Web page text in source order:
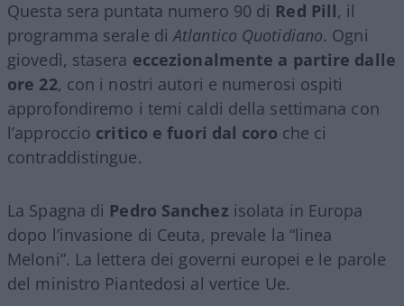
Questa sera puntata numero 90 di Red Pill, il
programma serale diAtlantico Quotidiano. Ogni
giovedì, stasera eccezionalmente a partire dalle
ore 22, con i nostri autori e numerosi ospiti
approfondiremo i temi caldi della settimana con
l’approccio critico e fuori dal coro che ci
contraddistingue.
La Spagna di Pedro Sanchez isolata in Europa
dopo l’invasione di Ceuta, prevale la “linea
Meloni”. La lettera dei governi europei e le parole
del ministro Piantedosi al vertice Ue.